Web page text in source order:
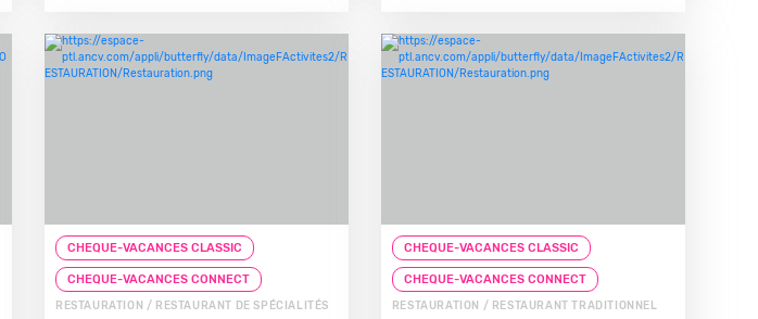
CHEQUE-VACANCES CLASSIC
CHEQUE-VACANCES CONNECT
RESTAURATION / RESTAURANT DE SPÉCIALITÉS
CHEQUE-VACANCES CLASSIC
CHEQUE-VACANCES CONNECT
RESTAURATION / RESTAURANT TRADITIONNEL